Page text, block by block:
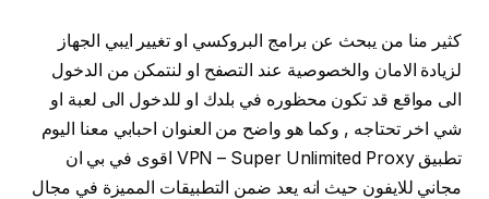
كثير منا من يبحث عن برامج البروكسي او تغيير ايبي الجهاز
لزيادة الامان والخصوصية عند التصفح او لنتمكن من الدخول
الى مواقع قد تكون محظوره في بلدك او للدخول الى لعبة او
شي اخر تحتاجه , وكما هو واضح من العنوان احبابي معنا اليوم
تطبيق VPN – Super Unlimited Proxy اقوى في بي ان
مجاني للايفون حيث انه يعد ضمن التطبيقات المميزة في مجال